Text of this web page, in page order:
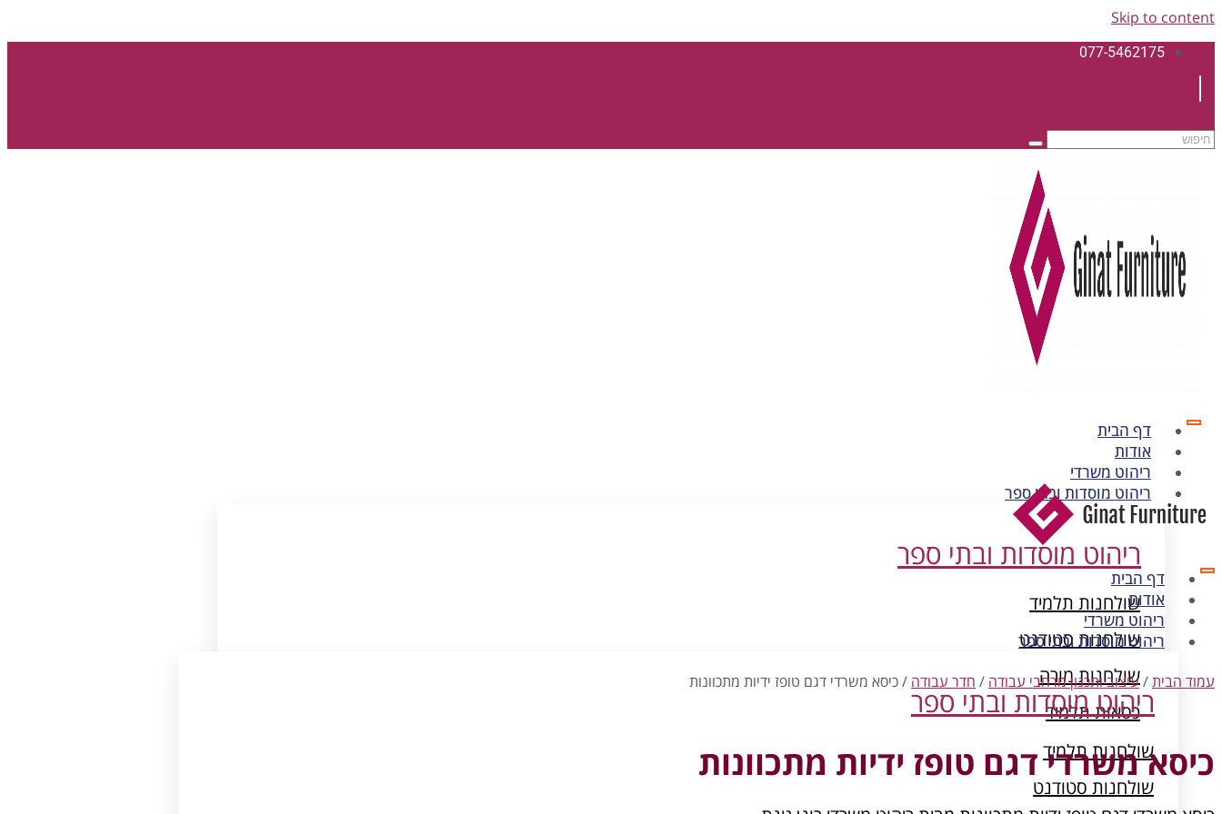
Skip to content
077-5462175
דף הבית
אודות
ריהוט משרדי
ריהוט מוסדות ובתי ספר
ריהוט מוסדות ובתי ספר
שולחנות תלמיד
שולחנות סטודנט
שולחנות מורה
כסאות תלמיד
ארונות מתכת
דף הבית
אודות
ריהוט משרדי
ריהוט מוסדות ובתי ספר
ריהוט מוסדות ובתי ספר
שולחנות תלמיד
שולחנות סטודנט
עמוד הבית/עיצוב ותכנון מרחבי עבודה / חדר עבודה / כיסא משרדי דגם טופז ידיות מתכוונות
כיסא משרדי דגם טופז ידיות מתכוונות